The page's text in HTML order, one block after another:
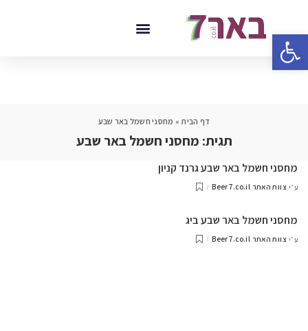
פתח סרגל נגישות
דף הבית» מחסני חשמל באר שבע
תגית: מחסני חשמל באר שבע
מחסני חשמל באר שבע גרנד קניון
ע״י צוות האתר Beer7.co.il
מחסני חשמל באר שבע ביג
ע״י צוות האתר Beer7.co.il